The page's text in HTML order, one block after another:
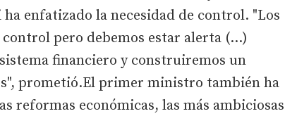
enfatizado la necesidad de control. "Los
pero debemos estar alerta (…)
financiero y construiremos un
prometió.El primer ministro también ha
reformas económicas, las más ambiciosas